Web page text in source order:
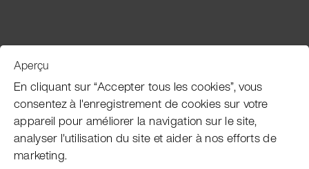
Service clientèle
Subscribe Pacojet Newsletter
Would you like to be regularly updated on news, event
Aperçu
En cliquant sur “Accepter tous les cookies”, vous
consentez à l'enregistrement de cookies sur votre
appareil pour améliorer la navigation sur le site,
analyser l'utilisation du site et aider à nos efforts de
marketing.